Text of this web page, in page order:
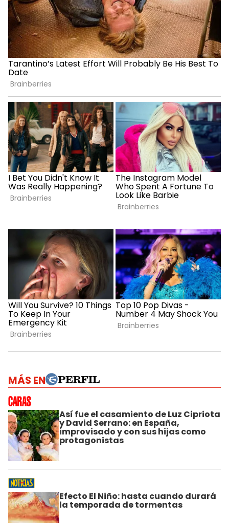
MÁS EN
Así fue el casamiento de Luz Cipriota
y David Serrano: en España,
improvisado y con sus hijas como
protagonistas
Efecto El Niño: hasta cuando durará
la temporada de tormentas